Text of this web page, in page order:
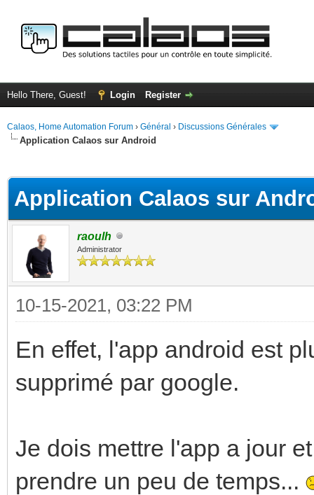
Hello There, Guest! Login Register
Calaos, Home Automation Forum › Général › Discussions Générales
Application Calaos sur Android
Application Calaos sur
raoulh
Administrator
10-15-2021, 03:22 PM
En effet, l'app android est
supprimé par google.
Je dois mettre l'app a jour
prendre un peu de temps...